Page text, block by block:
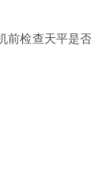
检查天平是